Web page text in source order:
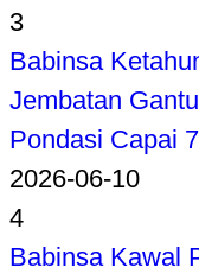
3
Babinsa
Jembatan
Pondasi Capai
2026-06-10
4
Babinsa Kawal